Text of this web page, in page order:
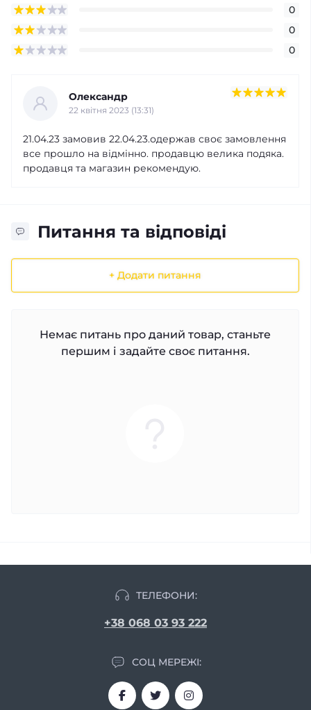
0
0
0
Олександр
22 квітня 2023 (13:31)
21.04.23 замовив 22.04.23.одержав своє замовлення
все прошло на відмінно. продавцю велика подяка.
продавця та магазин рекомендую.
Питання та відповіді
+ Додати питання
Немає питань про даний товар, станьте
першим і задайте своє питання.
ТЕЛЕФОНИ:
+38 068 03 93 222
СОЦ МЕРЕЖІ: